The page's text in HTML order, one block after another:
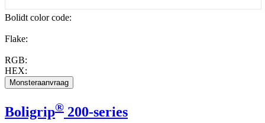
Bolidt color code:
Flake:
RGB:
HEX:
Boligrip® 200-series